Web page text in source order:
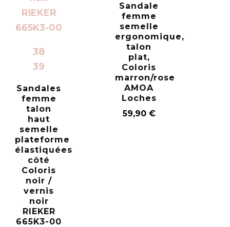
38
39
Sandales
femme
talon
haut
semelle
plateforme
élastiquées
côté
Coloris
noir /
vernis
noir
RIEKER
665K3-00
Sandale
femme
semelle
ergonomique,
talon
plat,
Coloris
marron/rose
AMOA
Loches
59,90 €